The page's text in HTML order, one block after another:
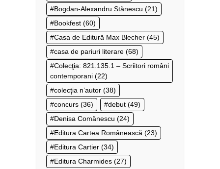
Bogdan-Alexandru Stănescu (21)
Bookfest (60)
Casa de Editură Max Blecher (45)
casa de pariuri literare (68)
Colecţia: 821.135.1 – Scriitori români
contemporani (22)
colecţia n’autor (38)
concurs (36) debut (49)
Denisa Comănescu (24)
Editura Cartea Românească (23)
Editura Cartier (34)
Editura Charmides (27)